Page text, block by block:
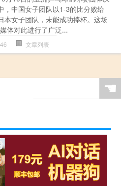
，中国女子团队以1-3的比分败给
本女子团队，未能成功捧杯。这场
体对此进行了广泛...
文章列表
☚